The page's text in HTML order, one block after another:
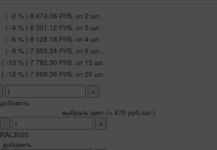
( -2 % ) 8 474.06 РУБ. от 2 шт.
( -4 % ) 8 301.12 РУБ. от 3 шт.
( -6 % ) 8 128.18 РУБ. от 4 шт.
( -8 % ) 7 955.24 РУБ. от 6 шт.
( -10 % ) 7 782.30 РУБ. от 15 шт.
( -12 % ) 7 609.36 РУБ. от 20 шт.
+
добавить
выбрать цвет (+ 470 руб./шт.)
-
+
RAL3020
добавить